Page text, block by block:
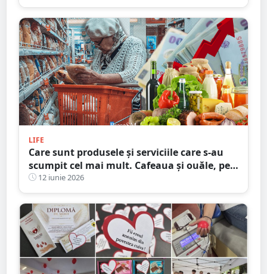
LIFE
Care sunt produsele și serviciile care s-au
scumpit cel mai mult. Cafeaua și ouăle, pe
primele locuri
12 iunie 2026